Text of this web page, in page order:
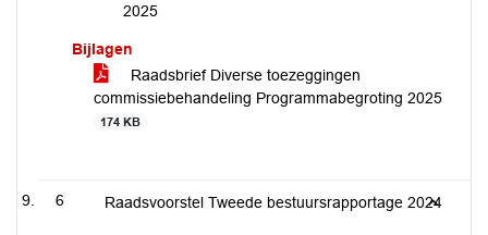
2025
Bijlagen
Raadsbrief Diverse toezeggingen
commissiebehandeling Programmabegroting 2025
174 KB
6 Raadsvoorstel Tweede bestuursrapportage 2024